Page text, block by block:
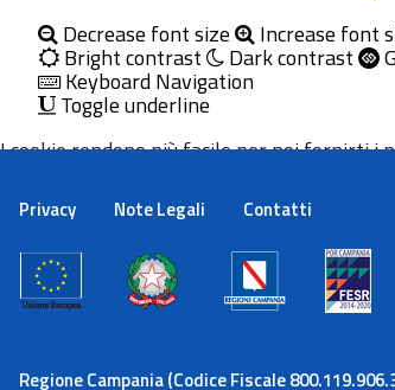
Decrease font size
Increase font
Bright contrast Dark contrast
Keyboard Navigation
Toggle underline
Privacy Note Legali Contatti
Regione Campania (Codice Fiscale
I cookie rendono più facile per noi fornirti i